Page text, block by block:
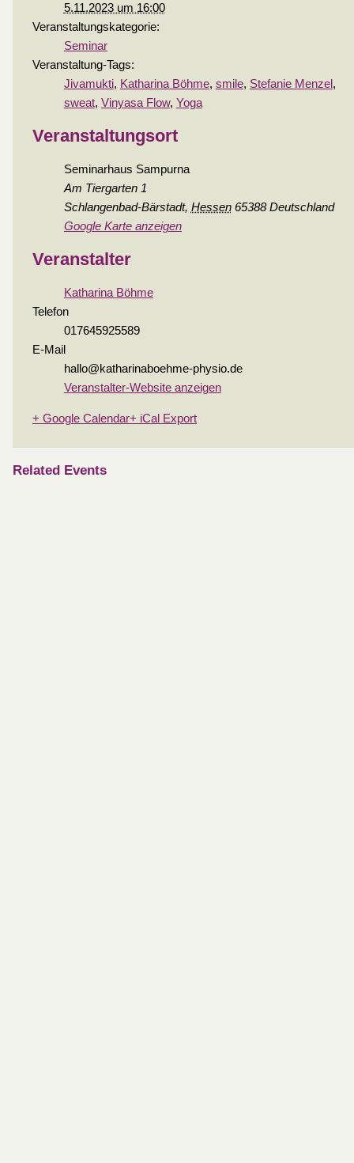
5.11.2023 um 16:00
Veranstaltungskategorie:
Seminar
Veranstaltung-Tags:
Jivamukti, Katharina Böhme, smile, Stefanie Menzel,
sweat, Vinyasa Flow, Yoga
Veranstaltungsort
Seminarhaus Sampurna
Am Tiergarten 1
Schlangenbad-Bärstadt, Hessen 65388 Deutschland
Google Karte anzeigen
Veranstalter
Katharina Böhme
Telefon
017645925589
E-Mail
hallo@katharinaboehme-physio.de
Veranstalter-Website anzeigen
+ Google Calendar+ iCal Export
Related Events